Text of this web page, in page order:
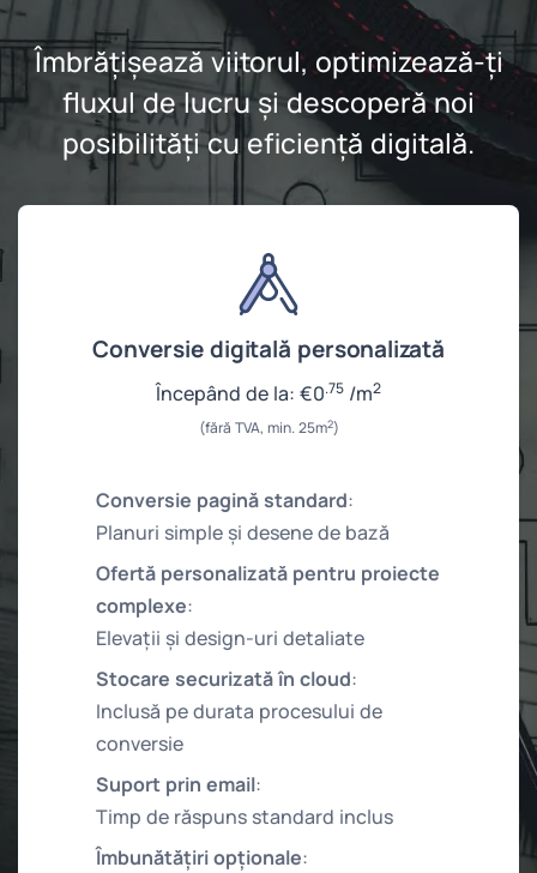
Îmbrățișează viitorul, optimizează-ți
fluxul de lucru și descoperă noi
posibilități cu eficiență digitală.
Conversie digitală personalizată
Începând de la: €0.75 /m2
(fără TVA, min. 25m2)
Conversie pagină standard:
Planuri simple și desene de bază
Ofertă personalizată pentru proiecte
complexe:
Elevații și design-uri detaliate
Stocare securizată în cloud:
Inclusă pe durata procesului de
conversie
Suport prin email:
Timp de răspuns standard inclus
Îmbunătățiri opționale: